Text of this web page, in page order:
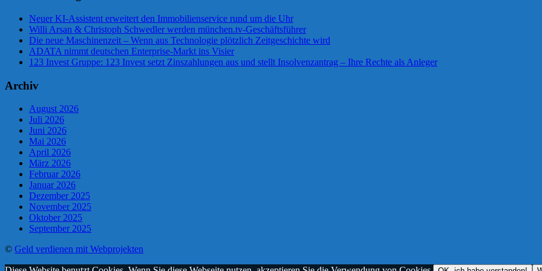
Neuer KI-Assistent erweitert den Immobilienservice rund um die Uhr
Willi Arsan & Christoph Schwedler werden münchen.tv-Geschäftsführer
Die neue Maschinenzeit – Wenn aus Technologie plötzlich Zeitgeschichte wird
ADATA nimmt deutschen Enterprise-Markt ins Visier
123 Invest Gruppe: 123 Invest setzt Zinszahlungen aus und stellt Insolvenzantrag – Ihre Rechte als Anleger
Archiv
August 2026
Juli 2026
Juni 2026
Mai 2026
April 2026
März 2026
Februar 2026
Januar 2026
Dezember 2025
November 2025
Oktober 2025
September 2025
© Geld verdienen mit Webprojekten